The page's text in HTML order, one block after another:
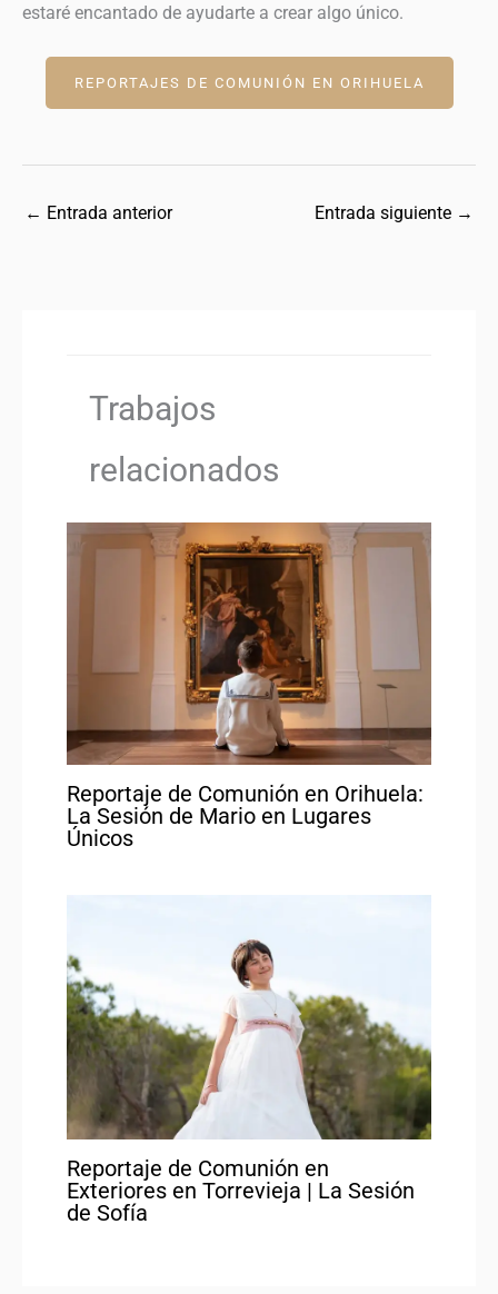
estaré encantado de ayudarte a crear algo único.
REPORTAJES DE COMUNIÓN EN ORIHUELA
← Entrada anterior Entrada siguiente →
Trabajos
relacionados
Reportaje de Comunión en Orihuela:
La Sesión de Mario en Lugares
Únicos
Reportaje de Comunión en
Exteriores en Torrevieja | La Sesión
de Sofía